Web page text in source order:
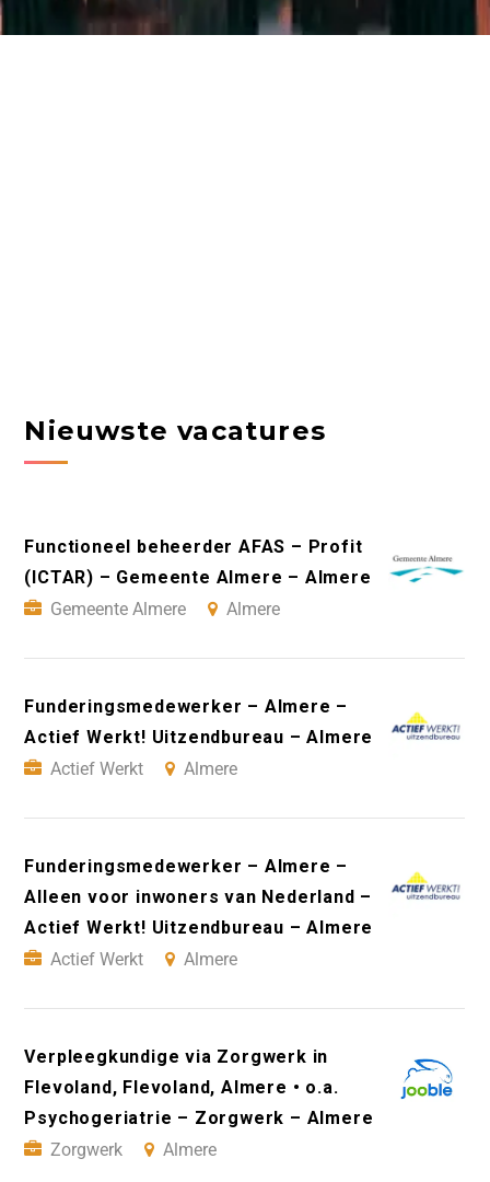
Nieuwste vacatures
Functioneel beheerder AFAS – Profit
(ICTAR) – Gemeente Almere – Almere
Gemeente Almere
Almere
Funderingsmedewerker – Almere –
Actief Werkt! Uitzendbureau – Almere
Actief Werkt
Almere
Funderingsmedewerker – Almere –
Alleen voor inwoners van Nederland –
Actief Werkt! Uitzendbureau – Almere
Actief Werkt
Almere
Verpleegkundige via Zorgwerk in
Flevoland, Flevoland, Almere • o.a.
Psychogeriatrie – Zorgwerk – Almere
Zorgwerk
Almere